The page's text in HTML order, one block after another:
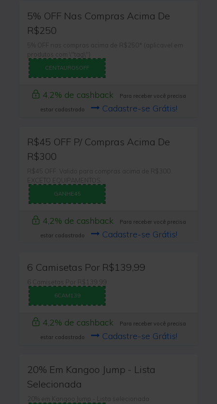
5% OFF Nas Compras Acima De
R$250
5% OFF nas compras acima de R$250* (aplicavel em
produtos com \"tag\")
CENTAURO5OFF
4,2% de cashback
Para receber você precisa
estar cadastrado
Cadastre-se Grátis!
R$45 OFF P/ Compras Acima De
R$300
R$45 OFF. Valido para compras acima de R$300.
EXCETO EQUIPAMENTOS.
GANHE45
4,2% de cashback
Para receber você precisa
estar cadastrado
Cadastre-se Grátis!
6 Camisetas Por R$139,99
6 Camisetas Por R$139,99
6CAM139
4,2% de cashback
Para receber você precisa
estar cadastrado
Cadastre-se Grátis!
20% Em Kangoo Jump - Lista
Selecionada
20% em Kangoo Jump - Lista selecionada